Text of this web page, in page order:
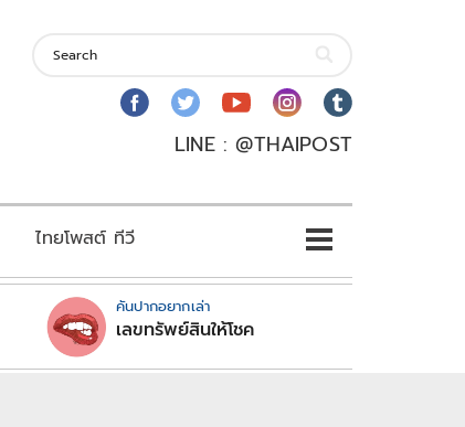
LINE : @THAIPOST
ไทยโพสต์ ทีวี
คันปากอยากเล่า
เลขทรัพย์สินให้โชค